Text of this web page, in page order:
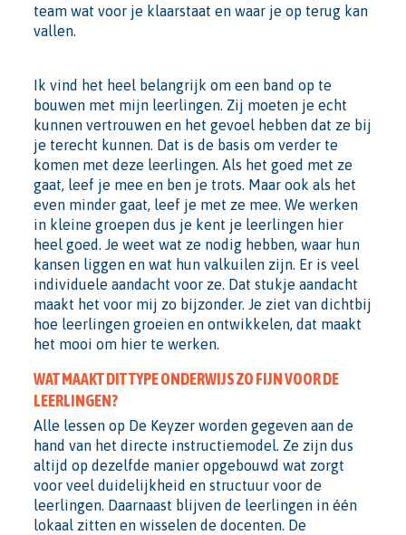
team wat voor je klaarstaat en waar je op terug kan
vallen.
Ik vind het heel belangrijk om een band op te
bouwen met mijn leerlingen. Zij moeten je echt
kunnen vertrouwen en het gevoel hebben dat ze bij
je terecht kunnen. Dat is de basis om verder te
komen met deze leerlingen. Als het goed met ze
gaat, leef je mee en ben je trots. Maar ook als het
even minder gaat, leef je met ze mee. We werken
in kleine groepen dus je kent je leerlingen hier
heel goed. Je weet wat ze nodig hebben, waar hun
kansen liggen en wat hun valkuilen zijn. Er is veel
individuele aandacht voor ze. Dat stukje aandacht
maakt het voor mij zo bijzonder. Je ziet van dichtbij
hoe leerlingen groeien en ontwikkelen, dat maakt
het mooi om hier te werken.
WAT MAAKT DIT TYPE ONDERWIJS ZO FIJN VOOR DE
LEERLINGEN?
Alle lessen op De Keyzer worden gegeven aan de
hand van het directe instructiemodel. Ze zijn dus
altijd op dezelfde manier opgebouwd wat zorgt
voor veel duidelijkheid en structuur voor de
leerlingen. Daarnaast blijven de leerlingen in één
lokaal zitten en wisselen de docenten. De